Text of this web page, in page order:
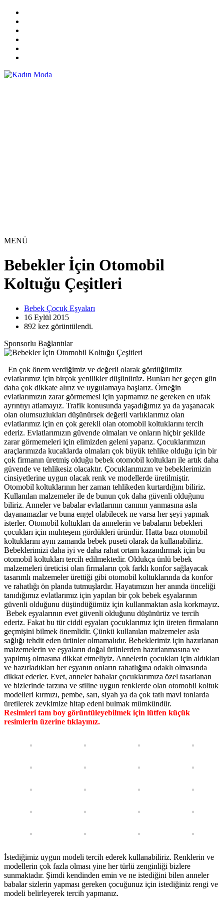
MENÜ
Bebekler İçin Otomobil
Koltuğu Çeşitleri
Bebek Çocuk Eşyaları
16 Eylül 2015
892 kez görüntülendi.
Sponsorlu Bağlantılar
En çok önem verdiğimiz ve değerli olarak gördüğümüz
evlatlarımız için birçok yenilikler düşünürüz. Bunları her geçen gün
daha çok dikkate alırız ve uygulamaya başlarız. Örneğin
evlatlarımızın zarar görmemesi için yapmamız ne gereken en ufak
ayrıntıyı atlamayız. Trafik konusunda yaşadığımız ya da yaşanacak
olan olumsuzlukları düşünürsek değerli varlıklarımız olan
evlatlarımız için en çok gerekli olan otomobil koltuklarını tercih
ederiz. Evlatlarımızın güvende olmaları ve onların hiçbir şekilde
zarar görmemeleri için elimizden geleni yaparız. Çocuklarımızın
araçlarımızda kucaklarda olmaları çok büyük tehlike olduğu için bir
çok firmanın üretmiş olduğu bebek otomobil koltukları ile artık daha
güvende ve tehlikesiz olacaktır. Çocuklarımızın ve bebeklerimizin
cinsiyetlerine uygun olacak renk ve modellerde üretilmiştir.
Otomobil koltuklarının her zaman tehlikeden kurtardığını biliriz.
Kullanılan malzemeler ile de bunun çok daha güvenli olduğunu
biliriz. Anneler ve babalar evlatlarının canının yanmasına asla
dayanamazlar ve buna engel olabilecek ne varsa her şeyi yapmak
isterler. Otomobil koltukları da annelerin ve babaların bebekleri
çocukları için muhteşem gördükleri üründür. Hatta bazı otomobil
koltuklarını aynı zamanda bebek puseti olarak da kullanabiliriz.
Bebeklerimizi daha iyi ve daha rahat ortam kazandırmak için bu
otomobil koltukları tercih edilmektedir. Oldukça ünlü bebek
malzemeleri üreticisi olan firmaların çok farklı konfor sağlayacak
tasarımlı malzemeler ürettiği gibi otomobil koltuklarında da konfor
ve rahatlığı ön planda tutmuşlardır. Hayatımızın her anında önceliği
tanıdığımız evlatlarımız için yapılan bir çok bebek eşyalarının
güvenli olduğunu düşündüğümüz için kullanmaktan asla korkmayız.
Bebek eşyalarının evet güvenli olduğunu düşünürüz ve tercih
ederiz. Fakat bu tür ciddi eşyaları çocuklarımız için üreten firmaların
geçmişini bilmek önemlidir. Çünkü kullanılan malzemeler asla
sağlığı tehdit eden ürünler olmamalıdır. Bebeklerimiz için hazırlanan
malzemelerin ve eşyaların doğal ürünlerden hazırlanmasına ve
yapılmış olmasına dikkat etmeliyiz. Annelerin çocukları için aldıkları
ve hazırladıkları her eşyanın onların rahatlığına odaklı olmasında
dikkat ederler. Evet, anneler babalar çocuklarımıza özel tasarlanan
ve bizlerinde tarzına ve stiline uygun renklerde olan otomobil koltuk
modelleri kırmızı, pembe, sarı, siyah ya da çok tatlı mavi tonlarda
üretilerek zevkimize hitap edeni bulmak mümkündür.
Resimleri tam boy görüntüleyebilmek için lütfen küçük
resimlerin üzerine tıklayınız.
İstediğimiz uygun modeli tercih ederek kullanabiliriz. Renklerin ve
modellerin çok fazla olması yine her türlü zenginliği bizlere
sunmaktadır. Şimdi kendinden emin ve ne istediğini bilen anneler
babalar sizlerin yapması gereken çocuğunuz için istediğiniz rengi ve
modeli belirleyerek tercih yapmanız.